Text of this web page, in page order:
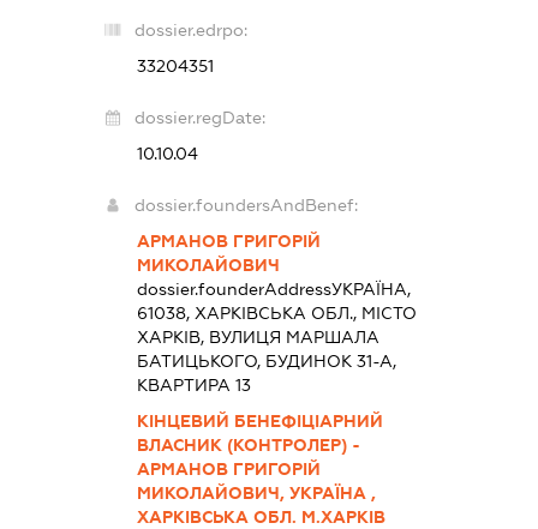
dossier.edrpo:
33204351
dossier.regDate:
10.10.04
dossier.foundersAndBenef:
АРМАНОВ ГРИГОРІЙ
МИКОЛАЙОВИЧ
dossier.founderAddressУКРАЇНА,
61038, ХАРКІВСЬКА ОБЛ., МІСТО
ХАРКІВ, ВУЛИЦЯ МАРШАЛА
БАТИЦЬКОГО, БУДИНОК 31-А,
КВАРТИРА 13
КІНЦЕВИЙ БЕНЕФІЦІАРНИЙ
ВЛАСНИК (КОНТРОЛЕР) -
АРМАНОВ ГРИГОРІЙ
МИКОЛАЙОВИЧ, УКРАЇНА ,
ХАРКІВСЬКА ОБЛ. М.ХАРКІВ